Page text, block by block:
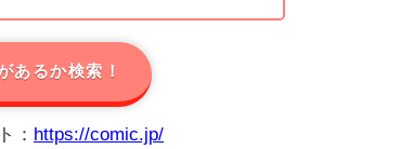
あるか検索！
： https://comic.jp/